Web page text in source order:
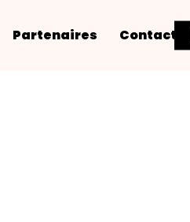
Partenaires Contact